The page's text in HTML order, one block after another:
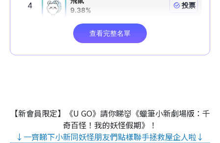
【新會員限定】《U GO》請你睇👹《蠟筆小新劇場版：千
奇百怪！我的妖怪假期》！
↓一齊睇下小新同妖怪朋友們點樣聯手拯救屋企人啦↓